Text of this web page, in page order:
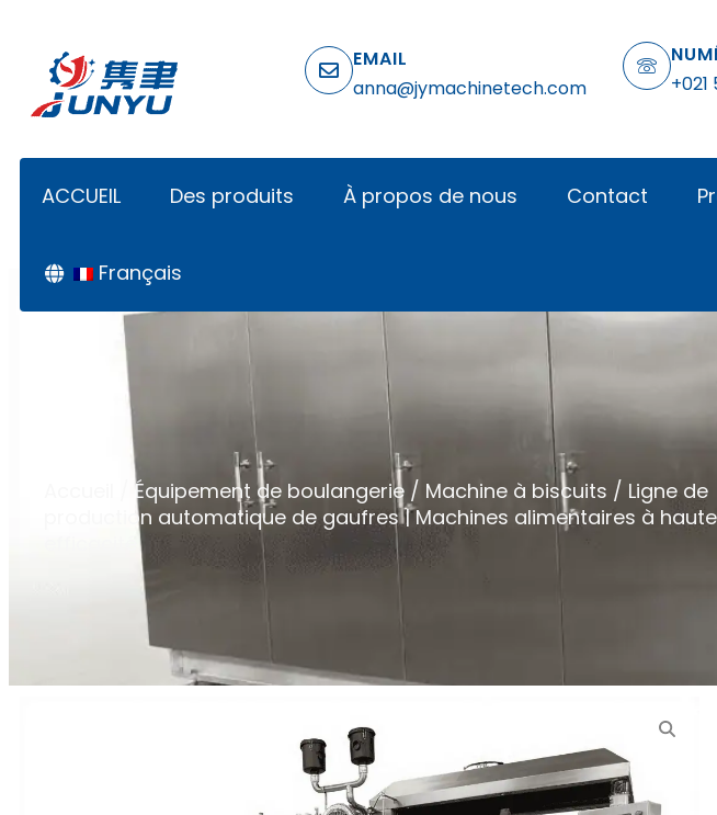
EMAIL
anna@jymachinetech.com
ACCUEIL Des produits À propos de nous Contact
Français
Équipement de boulangerie / Machine à biscuits / Ligne de
production automatique de gaufres | Machines alimentaires à haute